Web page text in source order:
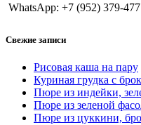
WhatsApp: +7 (952) 379-
Свежие записи
Рисовая каша на пару
Куриная грудка с
Пюре из индейки,
Пюре из зеленой
Пюре из цуккини,